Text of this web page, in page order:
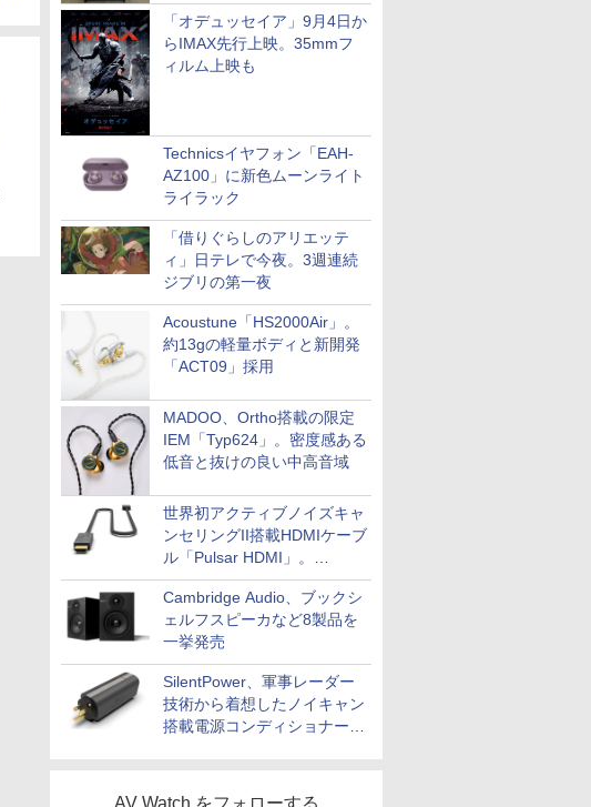
「オデュッセイア」9月4日か
らIMAX先行上映。35mmフ
ィルム上映も
Technicsイヤフォン「EAH-
AZ100」に新色ムーンライト
ライラック
「借りぐらしのアリエッテ
ィ」日テレで今夜。3週連続
ジブリの第一夜
Acoustune「HS2000Air」。
約13gの軽量ボディと新開発
「ACT09」採用
MADOO、Ortho搭載の限定
IEM「Typ624」。密度感ある
低音と抜けの良い中高音域
世界初アクティブノイズキャ
ンセリングII搭載HDMIケーブ
ル「Pulsar HDMI」。
SilentPowerから
Cambridge Audio、ブックシ
ェルフスピーカなど8製品を
一挙発売
SilentPower、軍事レーダー
技術から着想したノイキャン
搭載電源コンディショナー
AV Watch をフォローする